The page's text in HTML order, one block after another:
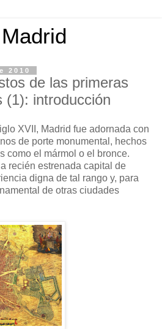
2010
de las primeras
(1): introducción
XVII, Madrid fue adornada con
de porte monumental, hechos
como el mármol o el bronce.
recién estrenada capital de
digna de tal rango y, para
de otras ciudades